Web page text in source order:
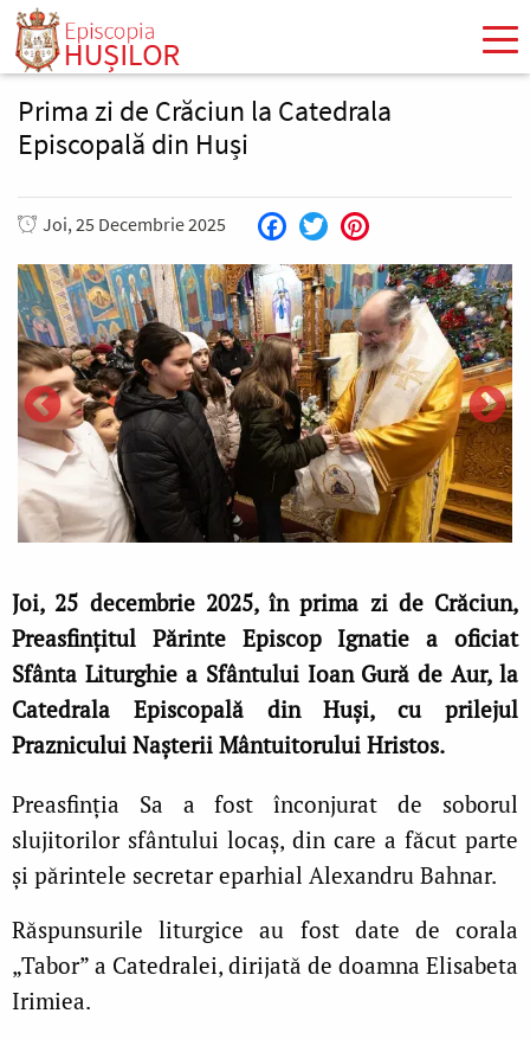
Mergi
conţinutul
principal
Prima zi de Crăciun la Catedrala
Episcopală din Huși
Joi, 25 Decembrie 2025 Facebook
Twitter
Joi, 25 decembrie 2025, în prima zi de Crăciun,
Preasfinţitul Părinte Episcop Ignatie a oficiat
Sfânta Liturghie a Sfântului Ioan Gură de Aur, la
Catedrala Episcopală din Huşi, cu prilejul
Praznicului Naşterii Mântuitorului Hristos.
Preasfinţia Sa a fost înconjurat de soborul
slujitorilor sfântului locaş, din care a făcut parte
și părintele secretar eparhial Alexandru Bahnar.
Răspunsurile liturgice au fost date de corala
„Tabor” a Catedralei, dirijată de doamna Elisabeta
Irimiea.